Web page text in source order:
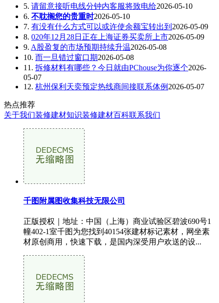
5. 请留意接听电线分钟内客服将致电给2026-05-10
6. 不耽搁您的贵重时2026-05-10
7. 有没有什么方式可以或许使余额宝转出到 2026-05-09
8. 020年12月28日正在上海证券买卖所上市2026-05-09
9. A股盈复的市场预期持续升温2026-05-08
10. 而一旦错过窗口期2026-05-08
11. 拆修材料有哪些？今日就由PChouse为你逐个2026-
05-07
12. 杭州保利天奕预定热线商间接联系体例 2026-05-07
热点推荐
关于我们装修建材知识装修建材百科联系我们
千图附属图收集科技无限公司
正版授权｜地址：中国（上海）商业试验区碧波690号1
幢402-1室千图为您找到40154张建材标记素材，网坐素
材原创商用，快速下载，是国内深受用户欢送的设...